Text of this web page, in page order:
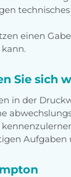
einen
Sie sich
in der
Aufgaben